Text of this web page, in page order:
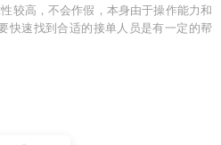
较高，不会作假，本身由于操作能力和
快速找到合适的接单人员是有一定的帮